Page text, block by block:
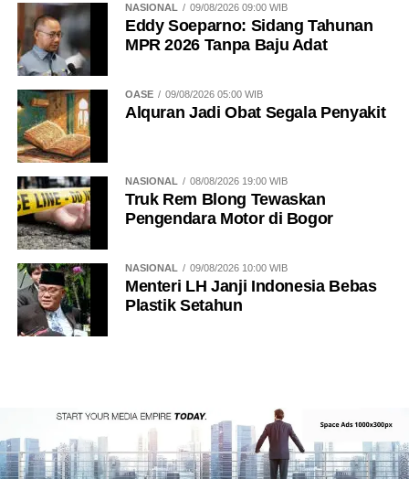
NASIONAL 09/08/2026 09:00 WIB
Eddy Soeparno: Sidang Tahunan
MPR 2026 Tanpa Baju Adat
OASE 09/08/2026 05:00 WIB
Alquran Jadi Obat Segala Penyakit
NASIONAL 08/08/2026 19:00 WIB
Truk Rem Blong Tewaskan
Pengendara Motor di Bogor
NASIONAL 09/08/2026 10:00 WIB
Menteri LH Janji Indonesia Bebas
Plastik Setahun